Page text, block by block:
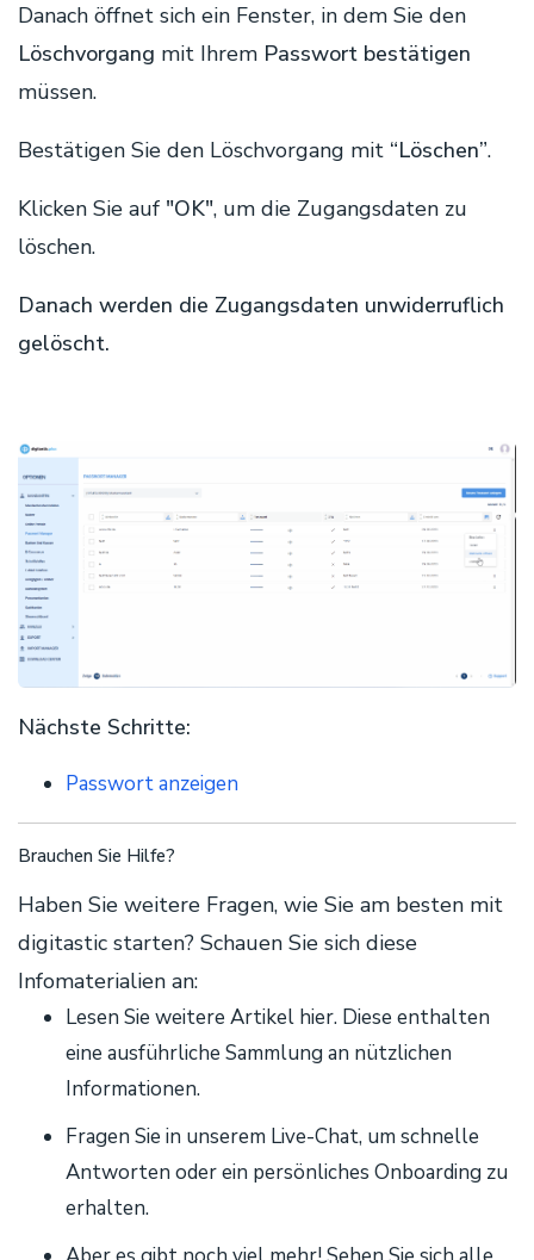
Danach öffnet sich ein Fenster, in dem Sie den
Löschvorgang mit Ihrem Passwort bestätigen
müssen.
Bestätigen Sie den Löschvorgang mit “Löschen”.
Klicken Sie auf "OK", um die Zugangsdaten zu
löschen.
Danach werden die Zugangsdaten unwiderruflich
gelöscht.
Nächste Schritte:
Passwort anzeigen
Brauchen Sie Hilfe?
Haben Sie weitere Fragen, wie Sie am besten mit
digitastic starten? Schauen Sie sich diese
Infomaterialien an:
Lesen Sie weitere Artikel hier. Diese enthalten
eine ausführliche Sammlung an nützlichen
Informationen.
Fragen Sie in unserem Live-Chat, um schnelle
Antworten oder ein persönliches Onboarding zu
erhalten.